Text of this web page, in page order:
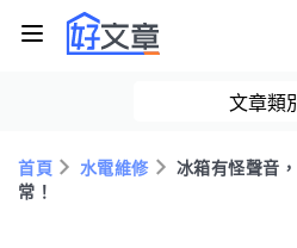
文章類
首頁 水電維修
冰箱有怪聲音
常！